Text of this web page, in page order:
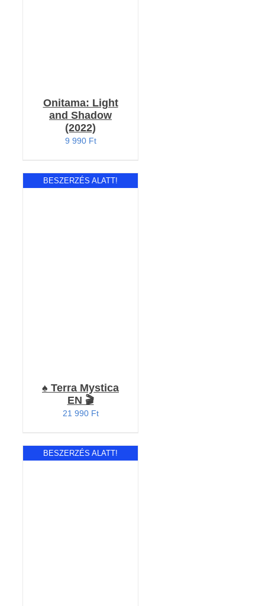
Onitama: Light
and Shadow
(2022)
9 990 Ft
BESZERZÉS ALATT!
♠️ Terra Mystica
EN 🎬
21 990 Ft
BESZERZÉS ALATT!